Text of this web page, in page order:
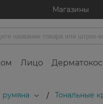
Магазины
Лицо
румяна / Тональные